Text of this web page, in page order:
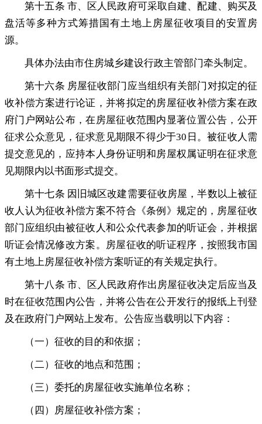
第十五条 市、区人民政府可采取自建、配建、购买及
盘活等多种方式筹措国有土地上房屋征收项目的安置房
源。
具体办法由市住房城乡建设行政主管部门牵头制定。
第十六条 房屋征收部门应当组织有关部门对拟定的征
收补偿方案进行论证 ， 并将拟定的房屋征收补偿方案在政
府门户网站公布，在房屋征收范围内显著位置公告 ， 公开
征求公众意见，征求意见期限不得少于30日 。 被征收人需
提交意见的，应持本人身份证明和房屋权属证明在征求意
见期限内以书面形式提交。
第十七条 因旧城区改建需要征收房屋 ，半数以上被征
收人认为征收补偿方案不符合《条例》规定的，房屋征收
部门应组织由被征收人和公众代表参加的听证会 ， 并根据
听证会情况修改方案。房屋征收的听证程序 ， 按照我市国
有土地上房屋征收补偿方案听证的有关规定执行。
第十八条 市、区人民政府作出房屋征收决定后应当及
时在征收范围内公告 ， 并将公告在公开发行的报纸上刊登
及在政府门户网站上发布。公告应当载明以下内容：
（一）征收的目的和依据 ；
（二）征收的地点和范围 ；
（三）委托的房屋征收实施单位名称 ；
（四）房屋征收补偿方案 ；